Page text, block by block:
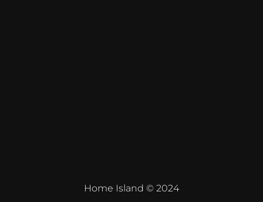
Home Island © 2024